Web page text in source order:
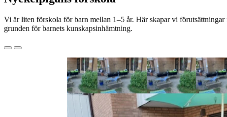
Vi är liten förskola för barn mellan 1–5 år. Här skapar vi
grunden för barnets kunskapsinhämtning.